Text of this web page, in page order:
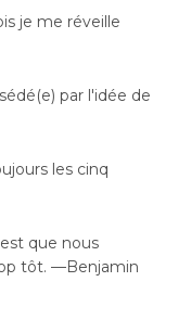
je me réveille
par l'idée de
les cinq
que nous
tôt. —Benjamin